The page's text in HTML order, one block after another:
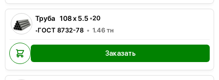
Труба 108x5.5 •20
•ГОСТ 8732-78 1.46тн
Заказать